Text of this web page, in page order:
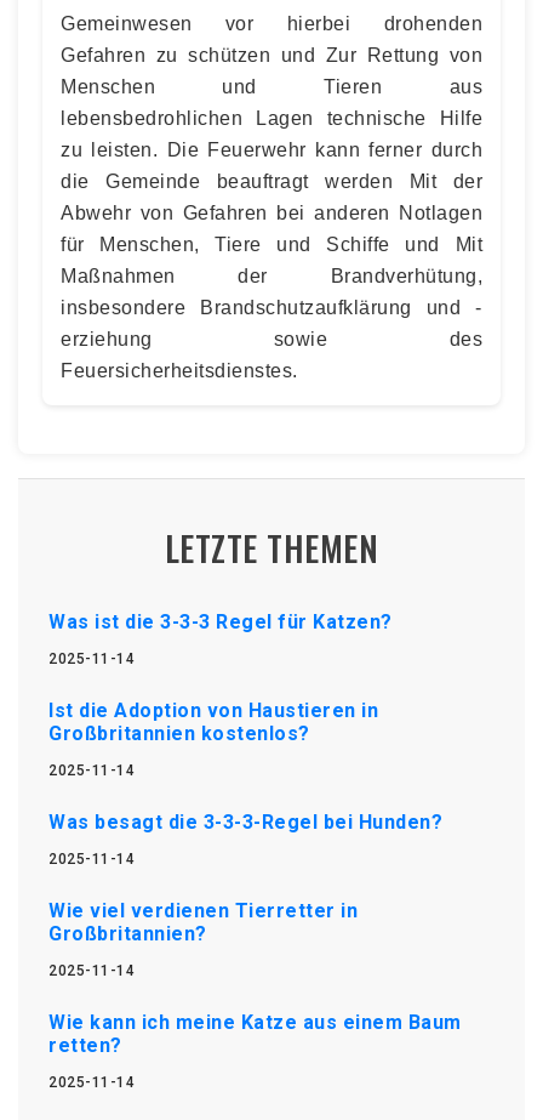
Gemeinwesen vor hierbei drohenden
Gefahren zu schützen und Zur Rettung von
Menschen und Tieren aus
lebensbedrohlichen Lagen technische Hilfe
zu leisten. Die Feuerwehr kann ferner durch
die Gemeinde beauftragt werden Mit der
Abwehr von Gefahren bei anderen Notlagen
für Menschen, Tiere und Schiffe und Mit
Maßnahmen der Brandverhütung,
insbesondere Brandschutzaufklärung und -
erziehung sowie des
Feuersicherheitsdienstes.
LETZTE THEMEN
Was ist die 3-3-3 Regel für Katzen?
2025-11-14
Ist die Adoption von Haustieren in
Großbritannien kostenlos?
2025-11-14
Was besagt die 3-3-3-Regel bei Hunden?
2025-11-14
Wie viel verdienen Tierretter in
Großbritannien?
2025-11-14
Wie kann ich meine Katze aus einem Baum
retten?
2025-11-14